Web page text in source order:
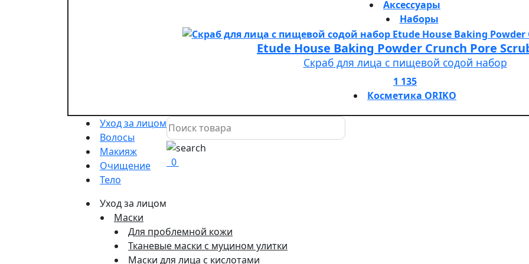
Аксессуары
Наборы
Etude House Baking Powder Crunch Pore
Скраб для лица с пищевой содой набор
1 135
Косметика ORIKO
Уход за лицом
Волосы
Макияж
Очищение
Тело
0
Уход за лицом
Маски
Для проблемной кожи
Тканевые маски с муцином улитки
Маски для лица с кислотами